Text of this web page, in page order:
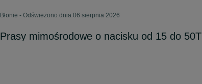
Błonie - Odświeżono dnia 06 sierpnia 2026
Prasy mimośrodowe o nacisku od 15 do 50T